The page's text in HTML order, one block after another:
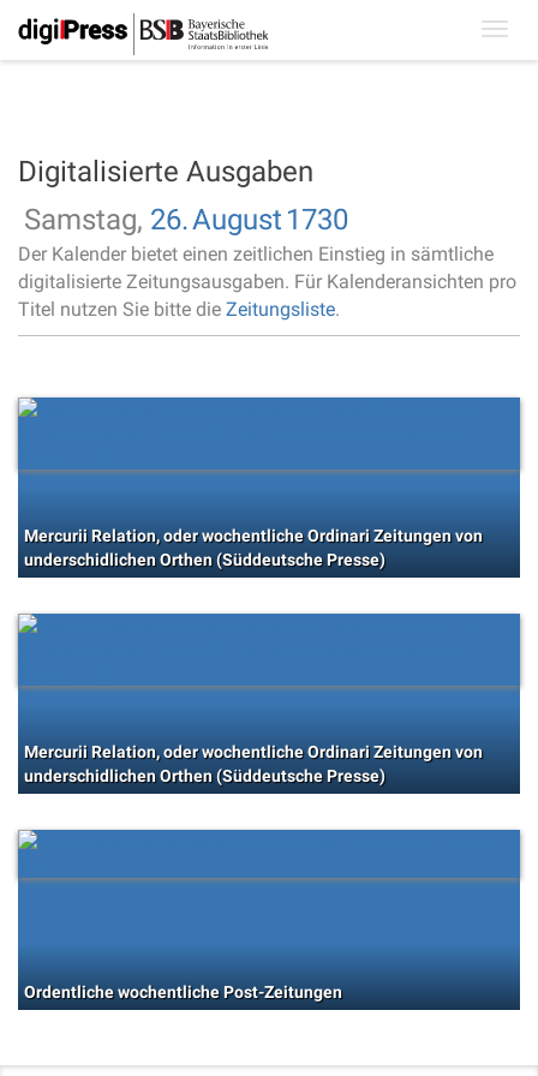
Digitalisierte Ausgaben
Samstag, 26.August 1730
Der Kalender bietet einen zeitlichen Einstieg in sämtliche
digitalisierte Zeitungsausgaben. Für Kalenderansichten pro
Titel nutzen Sie bitte die Zeitungsliste.
Mercurii Relation, oder wochentliche Ordinari Zeitungen von
underschidlichen Orthen (Süddeutsche Presse)
Mercurii Relation, oder wochentliche Ordinari Zeitungen von
underschidlichen Orthen (Süddeutsche Presse)
Ordentliche wochentliche Post-Zeitungen